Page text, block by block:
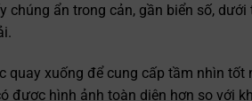
chúng ẩn trong cản, gần biển số,
xuống để cung cấp tầm nhìn tốt
được hình ảnh toàn diện hơn so với